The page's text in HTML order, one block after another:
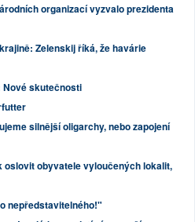
organizací vyzvalo prezidenta
Zelenskij říká, že havárie
Nové skutečnosti
silnější oligarchy, nebo zapojení
oslovit obyvatele vyloučených lokalit,
nepředstavitelného!"